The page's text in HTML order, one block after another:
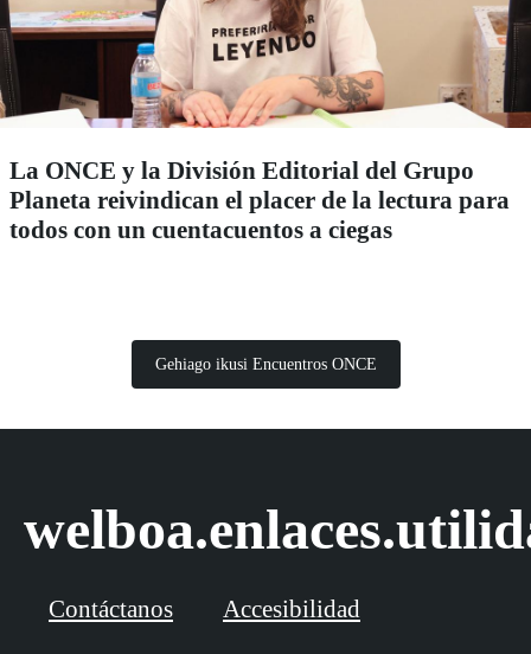
La ONCE y la División Editorial del Grupo
Planeta reivindican el placer de la lectura para
todos con un cuentacuentos a ciegas
Gehiago ikusi Encuentros ONCE
Contáctanos Accesibilidad